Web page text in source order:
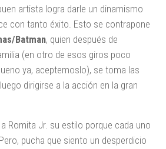
artista logra darle un dinamismo
con tanto éxito. Esto se contrapone
Batman, quien después de
(en otro de esos giros poco
ya, aceptemoslo), se toma las
dirigirse a la acción en la gran
Romita Jr. su estilo porque cada uno
pucha que siento un desperdicio